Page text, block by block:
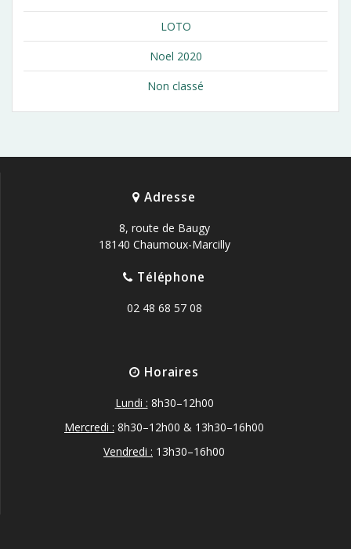
LOTO
Noel 2020
Non classé
Adresse
8, route de Baugy
18140 Chaumoux-Marcilly
Téléphone
02 48 68 57 08
Horaires
Lundi : 8h30–12h00
Mercredi : 8h30–12h00 & 13h30–16h00
Vendredi : 13h30–16h00